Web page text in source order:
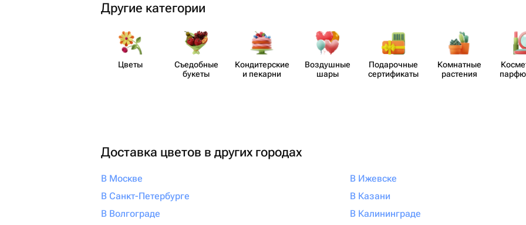
Другие категории
Цветы
Съедобные
букеты
Кондит​ерские
и пекарни
Воздушные
шары
Пода​рочные
серти​фикаты
Комнатные
растения
Доставка цветов в других городах
В Москве
В Санкт-Петербурге
В Волгограде
В Ижевске
В Казани
В Калининграде